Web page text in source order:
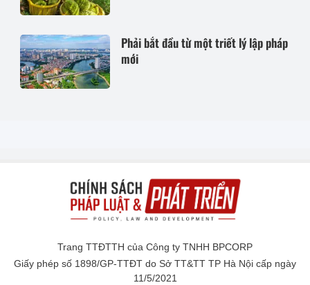
Phải bắt đầu từ một triết lý lập pháp
mới
Trang TTĐTTH của Công ty TNHH BPCORP
Giấy phép số 1898/GP-TTĐT do Sở TT&TT TP Hà Nội cấp ngày
11/5/2021